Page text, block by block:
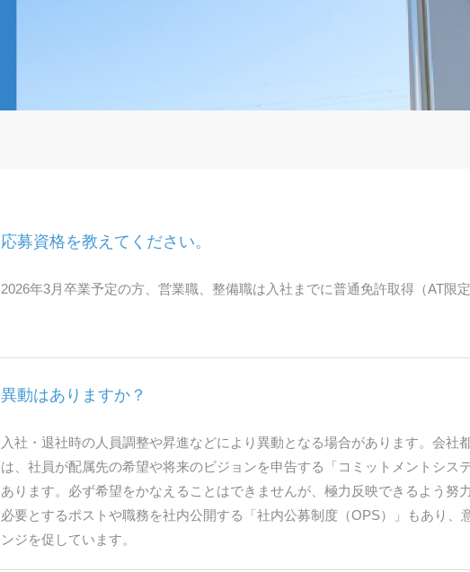
応募資格を教えてください。
2026年3月卒業予定の方、営業職、整備職は入社までに普通免許取得（AT限
異動はありますか？
入社・退社時の人員調整や昇進などにより異動となる場合があります。会社
は、社員が配属先の希望や将来のビジョンを申告する「コミットメントシス
あります。必ず希望をかなえることはできませんが、極力反映できるよう努
必要とするポストや職務を社内公開する「社内公募制度（OPS）」もあり、
ンジを促しています。